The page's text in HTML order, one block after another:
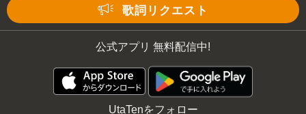
歌詞リクエスト
公式アプリ 無料配信中!
UtaTenをフォロー